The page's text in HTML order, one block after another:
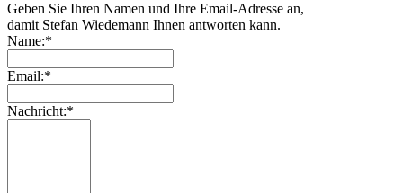
Geben Sie Ihren Namen und Ihre Email-Adresse an,
damit Stefan Wiedemann Ihnen antworten kann.
Name:*
Email:*
Nachricht:*